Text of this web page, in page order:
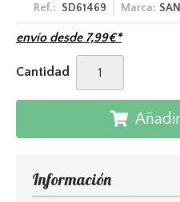
Ref.: SD61469 Marca:
envío desde 7,99€*
Cantidad
Información